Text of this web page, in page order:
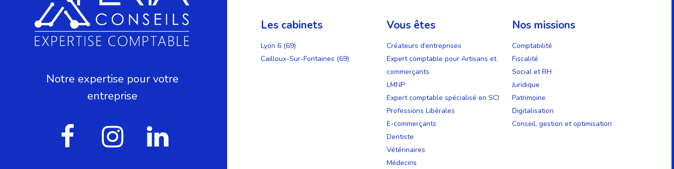
Notre expertise pour votre
entreprise
Les cabinets
Lyon 6 (69)
Cailloux-Sur-Fontaines (69)
Vous êtes
Créateurs d’entreprises
Expert comptable pour Artisans et
commerçants
LMNP
Expert comptable spécialisé en SCI
Professions Libérales
E-commerçants
Dentiste
Vétérinaires
Médecins
Nos missions
Comptabilité
Fiscalité
Social et RH
Juridique
Patrimoine
Digitalisation
Conseil, gestion et optimisation